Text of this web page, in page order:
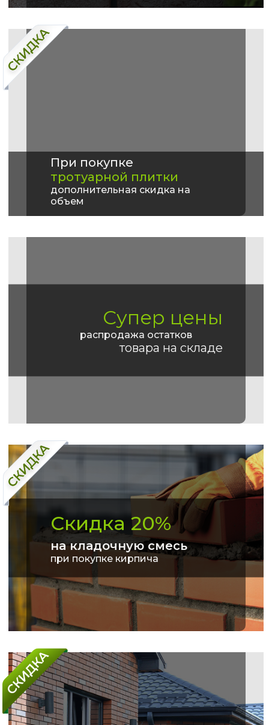
При покупке
тротуарной плитки
дополнительная скидка на
объем
Супер цены
распродажа остатков
товара на складе
Скидка 20%
на кладочную смесь
при покупке кирпича